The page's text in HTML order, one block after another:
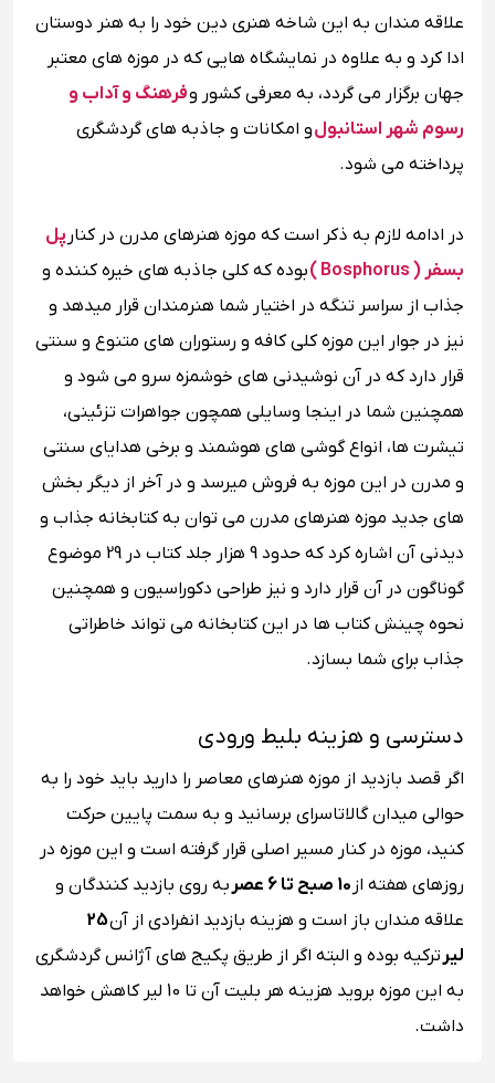
علاقه مندان به این شاخه هنری دین خود را به هنر دوستان
ادا کرد و به علاوه در نمایشگاه هایی که در موزه های معتبر
جهان برگزار می گردد، به معرفی کشور وفرهنگ و آداب و
رسوم شهر استانبولو امکانات و جاذبه های گردشگری
پرداخته می شود.
در ادامه لازم به ذکر است که موزه هنرهای مدرن در کنار پل
بسفر ( Bosphorus )
بوده که کلی جاذبه های خیره ‌کننده‌ و
جذاب از سراسر تنگه در اختیار شما هنرمندان قرار میدهد و
نیز در جوار این موزه کلی کافه و رستوران های متنوع و سنتی
قرار دارد که در آن نوشیدنی‌ های خوشمزه سرو می ‌شود و
همچنین شما در اینجا وسایلی همچون جواهرات تزئینی،
تیشرت ها، انواع گوشی ‌های هوشمند و برخی هدایای سنتی
و مدرن در این موزه به فروش میرسد و در آخر از دیگر بخش
‌های جدید موزه هنرهای مدرن می ‌توان به کتابخانه جذاب و
دیدنی آن اشاره کرد که حدود 9 هزار جلد کتاب در 29 موضوع
گوناگون در آن قرار دارد و نیز طراحی دکوراسیون و همچنین
نحوه چینش کتاب‌ ها در این کتابخانه می ‌تواند خاطراتی
جذاب برای شما بسازد.
دسترسی و هزینه بلیط ورودی
اگر قصد بازدید از موزه هنرهای معاصر را دارید باید خود را به
حوالی میدان گالاتاسرای برسانید و به سمت پایین حرکت
کنید، موزه در کنار مسیر اصلی قرار گرفته است و این موزه در
روزهای هفته از 10 صبح تا 6 عصر
به روی بازدید کنندگان و
علاقه مندان باز است و هزینه بازدید انفرادی از آن25
لیرترکیه بوده و البته اگر از طریق پکیج های آژانس گردشگری
به این موزه بروید هزینه هر بلیت آن تا 10 لیر کاهش خواهد
داشت.